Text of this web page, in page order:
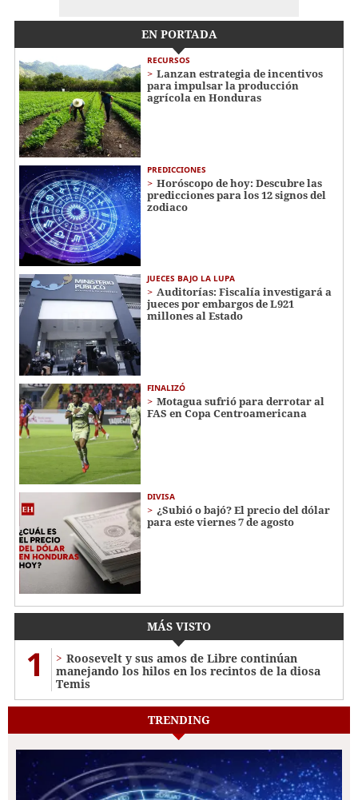
EN PORTADA
RECURSOS
Lanzan estrategia de incentivos
para impulsar la producción
agrícola en Honduras
PREDICCIONES
Horóscopo de hoy: Descubre las
predicciones para los 12 signos del
zodiaco
JUECES BAJO LA LUPA
Auditorías: Fiscalía investigará a
jueces por embargos de L921
millones al Estado
FINALIZÓ
Motagua sufrió para derrotar al
FAS en Copa Centroamericana
DIVISA
¿Subió o bajó? El precio del dólar
para este viernes 7 de agosto
MÁS VISTO
1
Roosevelt y sus amos de Libre continúan
manejando los hilos en los recintos de la diosa
Temis
TRENDING